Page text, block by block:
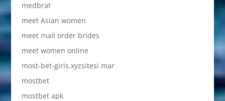
medbrat
meet Asian women
meet mail order brides
meet women online
most-bet-giris.xyzsitesi mar
mostbet
mostbet apk